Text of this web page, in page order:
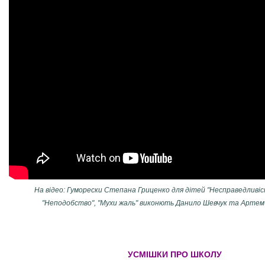
На відео: Гуморески Степана Гриценко для дітей
"Неподобство", "Мухи жаль" виконють Данило Шевчук та
УСМІШКИ ПРО ШКОЛУ